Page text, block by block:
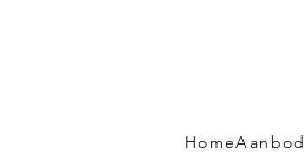
HomeAanbod